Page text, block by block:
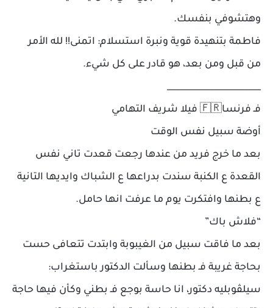
وهتشوفي بنفسك.
فاطمة بتنهيدة قوية ونبرة استسلام: اتمنى!! لله الأمر
من قبل ومن بعد، هو قادر على كل شيء.
______________________
فـ فرنسا🇫🇷 فيلا شريف التهامي
أوضة سبيل نفس الوقت
بعد ما خرج فريد من عندها رجعت قعدت تاني نفس
القعدة ع الكنبة سندت بدراعها ع الشباك وايديها التانية
ع بطنها وافتكرت يوم ما عرفت انها حامل.
“فلاش باك”
بعد ما فاقت سبيل من الغيبوبة وابتدت تتعافى حست
بحاجة غريبة فـ بطنها وسألت الدكتور باستغراب:
سيلڤوبليه دكتور، انا حاسة بوجع فـ بطني وكأن فيها حاجة